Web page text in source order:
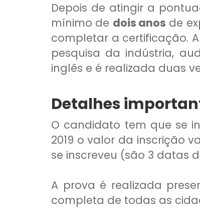
Depois de atingir a
mínimo de dois anos de
completar a certificação.
pesquisa da indústria,
inglês e é realizada duas
Detalhes
O candidato tem que se
2019 o valor da inscrição
se inscreveu (são 3 datas
A prova é realizada
completa de todas as